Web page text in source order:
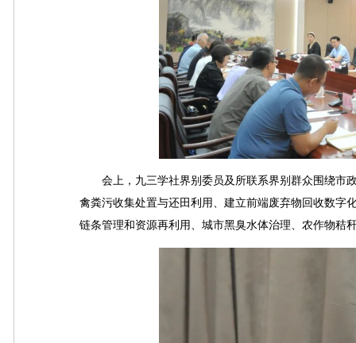
会上，九三学社界别委员及所联系界别群众围绕市政
禽粪污收集处置与还田利用、建立前端废弃物回收数字
链条管理和资源再利用、城市黑臭水体治理、农作物秸